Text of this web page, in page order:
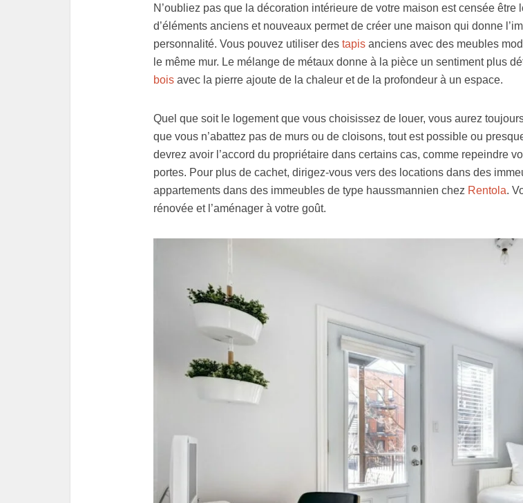
N’oubliez pas que la décoration intérieure de votre maison est censée
d’éléments anciens et nouveaux permet de créer une maison qui donne
personnalité. Vous pouvez utiliser des tapis anciens avec des meubles
le même mur. Le mélange de métaux donne à la pièce un sentiment plus
bois avec la pierre ajoute de la chaleur et de la profondeur à un espace.
Quel que soit le logement que vous choisissez de louer, vous aurez
que vous n’abattez pas de murs ou de cloisons, tout est possible ou
devrez avoir l’accord du propriétaire dans certains cas, comme repeindre
portes. Pour plus de cachet, dirigez-vous vers des locations dans des
appartements dans des immeubles de type haussmannien chez Rentola.
rénovée et l’aménager à votre goût.